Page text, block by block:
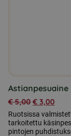
Astianpesuaine
€5,00 € 3,00
Ruotsissa
tarkoitettu
pintojen